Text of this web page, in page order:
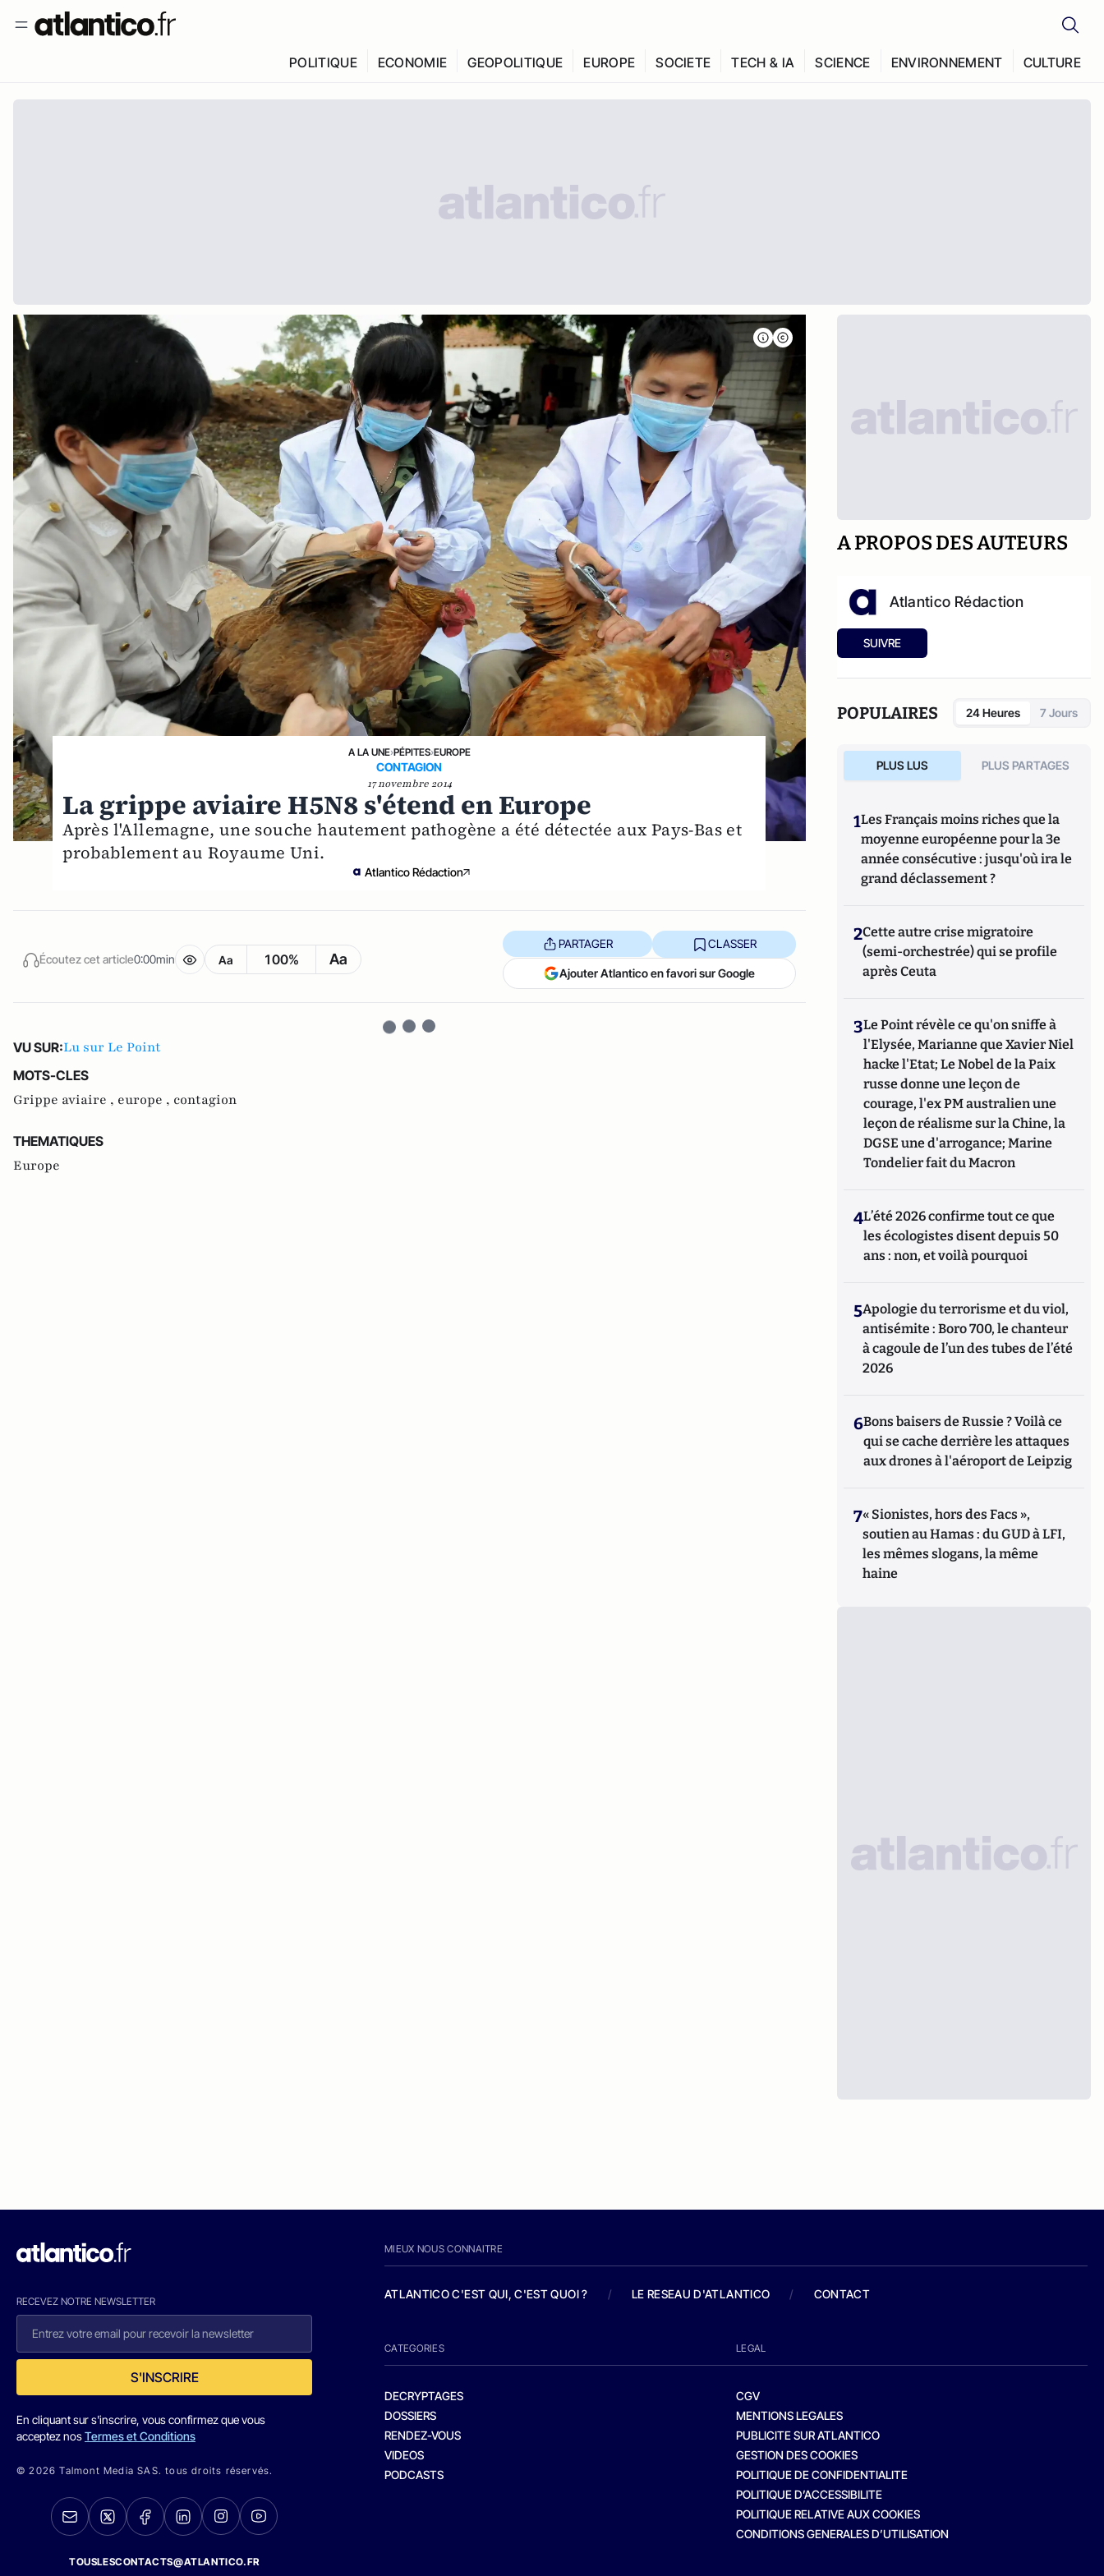
POLITIQUE ECONOMIE GEOPOLITIQUE EUROPE SOCIETE TECH & IA SCIENCE ENVIRONNEMENT CULTURE
A LA UNE›PÉPITES›EUROPE
CONTAGION
17 novembre 2014
La grippe aviaire H5N8 s'étend en Europe
Après l'Allemagne, une souche hautement pathogène a été détectée aux Pays-Bas et
probablement au Royaume Uni.
Atlantico Rédaction
Écoutez cet article0:00min Aa 100% Aa
PARTAGER CLASSER
Ajouter Atlantico en favori sur Google
VU SUR:Lu sur Le Point
MOTS-CLES
Grippe aviaire , europe , contagion
THEMATIQUES
Europe
A PROPOS DES AUTEURS
Atlantico Rédaction
SUIVRE
POPULAIRES 24 Heures 7 Jours
PLUS LUS PLUS PARTAGES
1Les Français moins riches que la
moyenne européenne pour la 3e
année consécutive : jusqu'où ira le
grand déclassement ?
2Cette autre crise migratoire
(semi-orchestrée) qui se profile
après Ceuta
3Le Point révèle ce qu'on sniffe à
l'Elysée, Marianne que Xavier Niel
hacke l'Etat; Le Nobel de la Paix
russe donne une leçon de
courage, l'ex PM australien une
leçon de réalisme sur la Chine, la
DGSE une d'arrogance; Marine
Tondelier fait du Macron
4L’été 2026 confirme tout ce que
les écologistes disent depuis 50
ans : non, et voilà pourquoi
5Apologie du terrorisme et du viol,
antisémite : Boro 700, le chanteur
à cagoule de l’un des tubes de l’été
2026
6Bons baisers de Russie ? Voilà ce
qui se cache derrière les attaques
aux drones à l'aéroport de Leipzig
7« Sionistes, hors des Facs »,
soutien au Hamas : du GUD à LFI,
les mêmes slogans, la même
haine
RECEVEZ NOTRE NEWSLETTER
S'INSCRIRE
En cliquant sur s'inscrire, vous confirmez que vous
acceptez nosTermes et Conditions
© 2026 Talmont Media SAS. tous droits réservés.
TOUSLESCONTACTS@ATLANTICO.FR
MIEUX NOUS CONNAITRE
ATLANTICO C'EST QUI, C'EST QUOI ? / LE RESEAU D'ATLANTICO / CONTACT
CATEGORIES
DECRYPTAGES
DOSSIERS
RENDEZ-VOUS
VIDEOS
PODCASTS
LEGAL
CGV
MENTIONS LEGALES
PUBLICITE SUR ATLANTICO
GESTION DES COOKIES
POLITIQUE DE CONFIDENTIALITE
POLITIQUE D’ACCESSIBILITE
POLITIQUE RELATIVE AUX COOKIES
CONDITIONS GENERALES D’UTILISATION